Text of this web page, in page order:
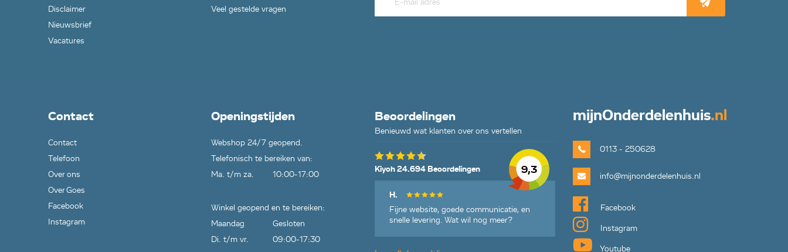
Disclaimer
Nieuwsbrief
Vacatures
Veel gestelde vragen
Contact
Contact
Telefoon
Over ons
Over Goes
Facebook
Instagram
Openingstijden
Webshop 24/7 geopend.
Telefonisch te bereiken van:
Ma. t/m za.
10:00-17:00
Winkel geopend en te bereiken:
Maandag
Gesloten
Di. t/m vr.
09:00-17:30
Beoordelingen
Benieuwd wat klanten over ons vertellen
9,3
Kiyoh 24.694 Beoordelingen
H.
Fijne website, goede communicatie, en
snelle levering. Wat wil nog meer?
mijnOnderdelenhuis.nl
0113 - 250628
info@mijnonderdelenhuis.nl
Facebook
Instagram
Youtube